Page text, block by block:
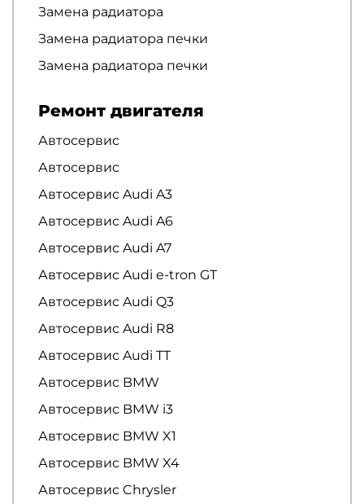
Замена радиатора
Замена радиатора печки
Замена радиатора печки
Ремонт двигателя
Автосервис
Автосервис
Автосервис Audi A3
Автосервис Audi A6
Автосервис Audi A7
Автосервис Audi e-tron GT
Автосервис Audi Q3
Автосервис Audi R8
Автосервис Audi TT
Автосервис BMW
Автосервис BMW i3
Автосервис BMW X1
Автосервис BMW X4
Автосервис Chrysler